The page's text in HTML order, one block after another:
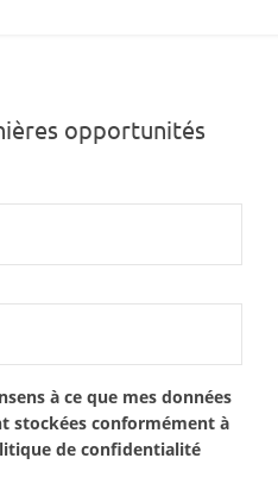
opportunités
à ce que mes données
stockées conformément à
de confidentialité